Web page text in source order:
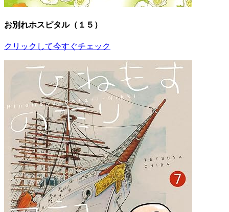
お別れホスピタル（１５）
クリックして今すぐチェック